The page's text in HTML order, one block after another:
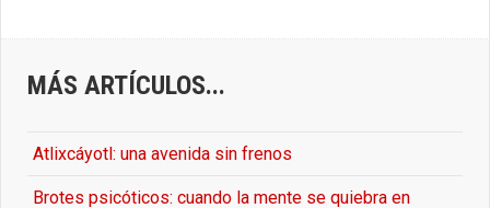
MÁS ARTÍCULOS...
Atlixcáyotl: una avenida sin frenos
Brotes psicóticos: cuando la mente se quiebra en